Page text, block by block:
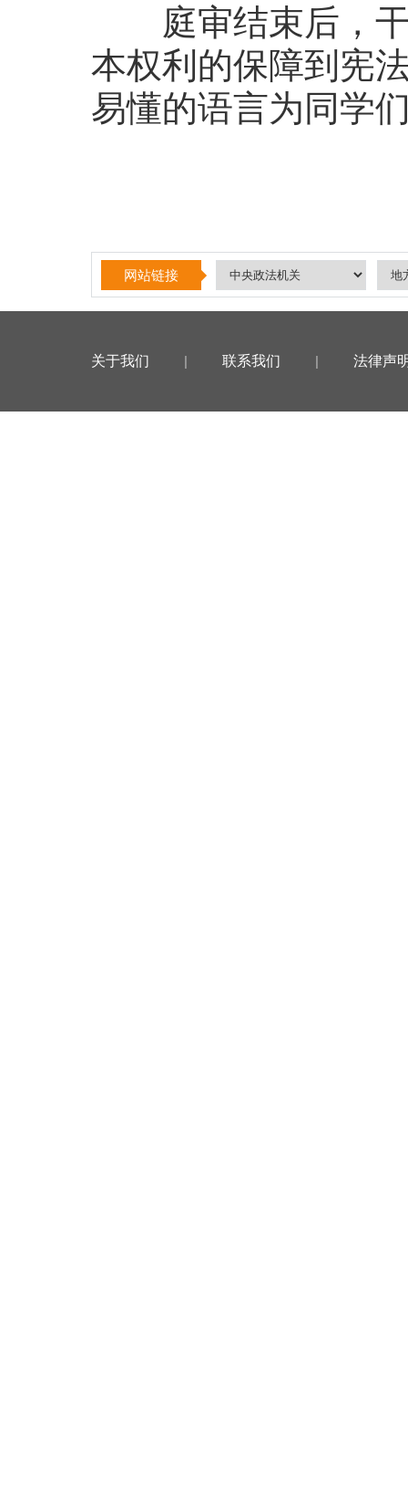
庭审结束后，干
本权利的保障到宪
易懂的语言为同学
网站链接
关于我们 | 联系我们 | 法律声